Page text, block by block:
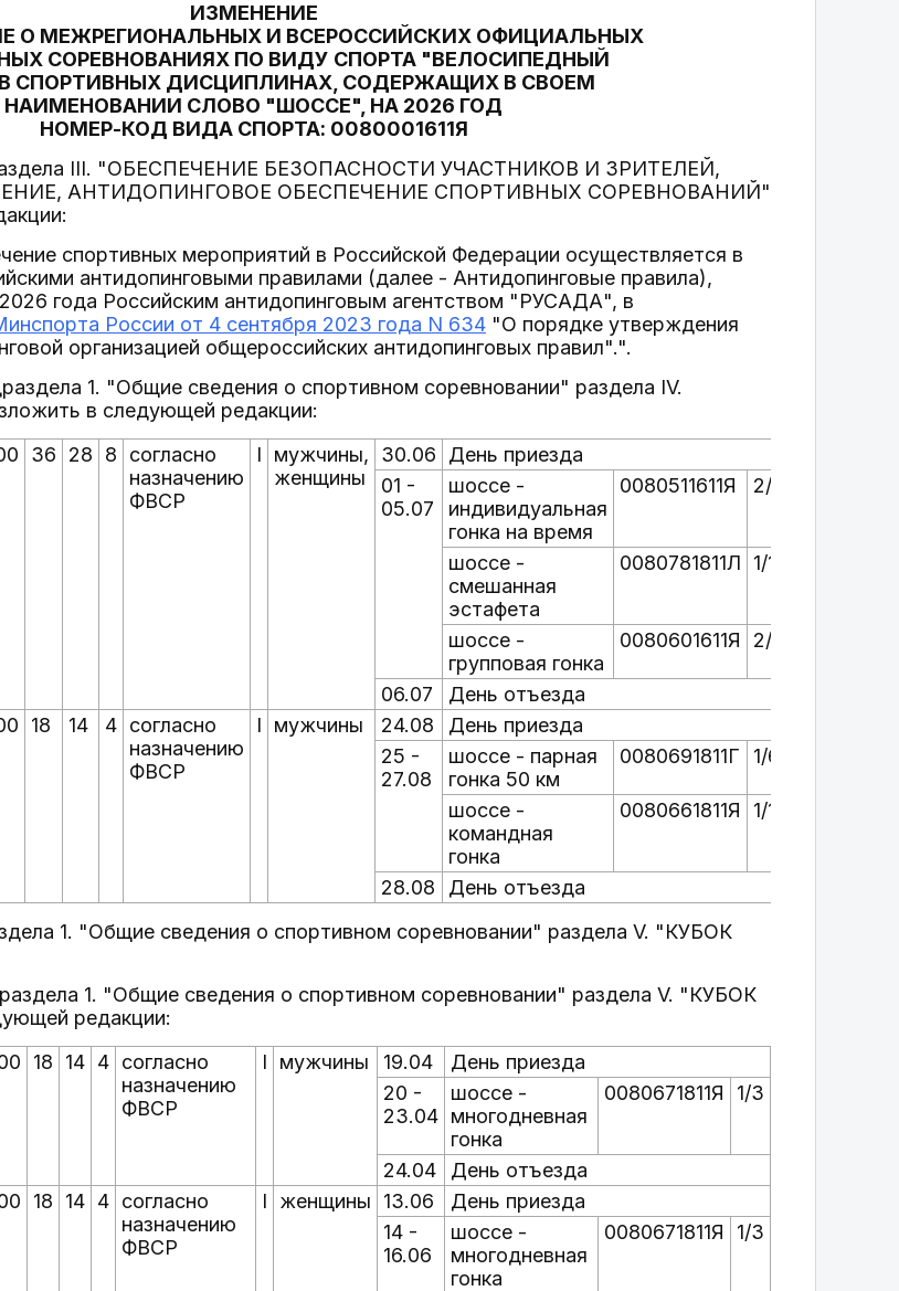
ИЗМЕНЕНИЕ
О МЕЖРЕГИОНАЛЬНЫХ И ВСЕРОССИЙСКИХ ОФИЦИАЛЬНЫХ
СОРЕВНОВАНИЯХ ПО ВИДУ СПОРТА "ВЕЛОСИПЕДНЫЙ
СПОРТИВНЫХ ДИСЦИПЛИНАХ, СОДЕРЖАЩИХ В СВОЕМ
НАИМЕНОВАНИИ СЛОВО "ШОССЕ", НА 2026 ГОД
НОМЕР-КОД ВИДА СПОРТА: 0080001611Я
раздела III. "ОБЕСПЕЧЕНИЕ БЕЗОПАСНОСТИ УЧАСТНИКОВ И ЗРИТЕЛЕЙ,
АНТИДОПИНГОВОЕ ОБЕСПЕЧЕНИЕ СПОРТИВНЫХ СОРЕВНОВАНИЙ"
спортивных мероприятий в Российской Федерации осуществляется в
антидопинговыми правилами (далее - Антидопинговые правила),
года Российским антидопинговым агентством "РУСАДА", в
России от 4 сентября 2023 года N 634 "О порядке утверждения
организацией общероссийских антидопинговых правил".".
1. "Общие сведения о спортивном соревновании" раздела IV.
в следующей редакции:
36 28 8
согласно
назначению
ФВСР
I
мужчины,
женщины
30.06
День приезда
01 -
05.07
шоссе -
индивидуальная
гонка на время
0080511611Я 2/6
шоссе -
смешанная
эстафета
0080781811Л 1/18
шоссе -
групповая гонка
0080601611Я 2/6
06.07
День отъезда
18 14 4 согласно
назначению
ФВСР
I мужчины 24.08
День приезда
25 -
27.08
шоссе - парная
гонка 50 км
0080691811Г 1/6
шоссе -
командная
гонка
0080661811Я 1/12
28.08
День отъезда
1. "Общие сведения о спортивном соревновании" раздела V. "КУБОК
1. "Общие сведения о спортивном соревновании" раздела V. "КУБОК
редакции:
18 14 4 согласно
назначению
ФВСР
I мужчины 19.04
День приезда
20 -
23.04
шоссе -
многодневная
гонка
0080671811Я 1/3
24.04
День отъезда
18 14 4 согласно
назначению
ФВСР
I женщины 13.06
День приезда
14 -
16.06
шоссе -
многодневная
гонка
0080671811Я 1/3